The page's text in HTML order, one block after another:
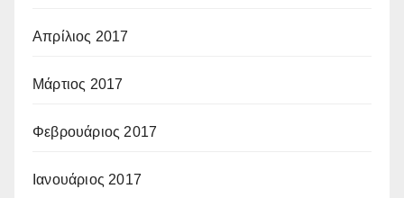
Απρίλιος 2017
Μάρτιος 2017
Φεβρουάριος 2017
Ιανουάριος 2017